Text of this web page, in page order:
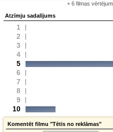
+ 6 filmas
Atzīmju sadalījums
1
2
3
4
5
6
7
8
9
10
Komentēt filmu "Tētis no reklāmas"